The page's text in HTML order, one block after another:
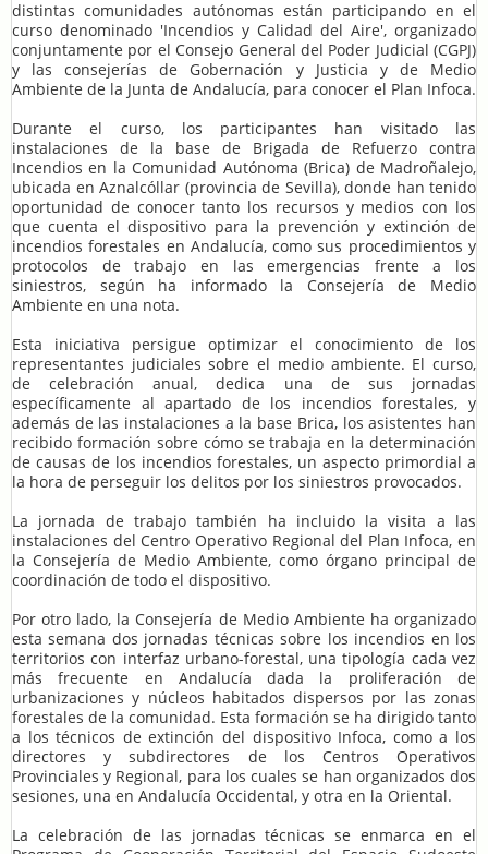
distintas comunidades autónomas están participando en el
curso denominado 'Incendios y Calidad del Aire', organizado
conjuntamente por el Consejo General del Poder Judicial (CGPJ)
y las consejerías de Gobernación y Justicia y de Medio
Ambiente de la Junta de Andalucía, para conocer el Plan Infoca.
Durante el curso, los participantes han visitado las
instalaciones de la base de Brigada de Refuerzo contra
Incendios en la Comunidad Autónoma (Brica) de Madroñalejo,
ubicada en Aznalcóllar (provincia de Sevilla), donde han tenido
oportunidad de conocer tanto los recursos y medios con los
que cuenta el dispositivo para la prevención y extinción de
incendios forestales en Andalucía, como sus procedimientos y
protocolos de trabajo en las emergencias frente a los
siniestros, según ha informado la Consejería de Medio
Ambiente en una nota.
Esta iniciativa persigue optimizar el conocimiento de los
representantes judiciales sobre el medio ambiente. El curso,
de celebración anual, dedica una de sus jornadas
específicamente al apartado de los incendios forestales, y
además de las instalaciones a la base Brica, los asistentes han
recibido formación sobre cómo se trabaja en la determinación
de causas de los incendios forestales, un aspecto primordial a
la hora de perseguir los delitos por los siniestros provocados.
La jornada de trabajo también ha incluido la visita a las
instalaciones del Centro Operativo Regional del Plan Infoca, en
la Consejería de Medio Ambiente, como órgano principal de
coordinación de todo el dispositivo.
Por otro lado, la Consejería de Medio Ambiente ha organizado
esta semana dos jornadas técnicas sobre los incendios en los
territorios con interfaz urbano-forestal, una tipología cada vez
más frecuente en Andalucía dada la proliferación de
urbanizaciones y núcleos habitados dispersos por las zonas
forestales de la comunidad. Esta formación se ha dirigido tanto
a los técnicos de extinción del dispositivo Infoca, como a los
directores y subdirectores de los Centros Operativos
Provinciales y Regional, para los cuales se han organizados dos
sesiones, una en Andalucía Occidental, y otra en la Oriental.
La celebración de las jornadas técnicas se enmarca en el